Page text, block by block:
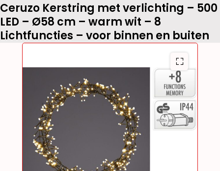
Ceruzo Kerstring met verlichting – 500
LED – Ø58 cm – warm wit – 8
Lichtfuncties – voor binnen en buiten